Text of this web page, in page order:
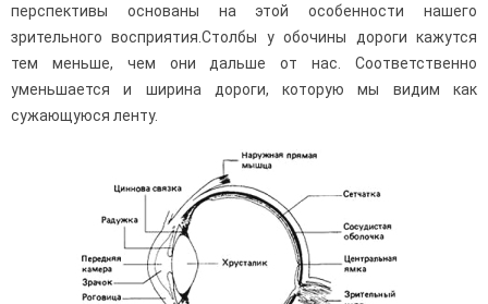
перспективы основаны на этой особенности нашего
зрительного вос­приятия.Столбы у обочины дороги кажутся
тем меньше, чем они дальше от нас. Соответ­ственно
уменьшается и ширина дороги, которую мы видим как
сужающуюся ленту.